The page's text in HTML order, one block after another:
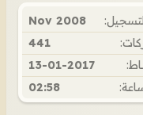
Nov 2008
441
13-01-2017
02:58